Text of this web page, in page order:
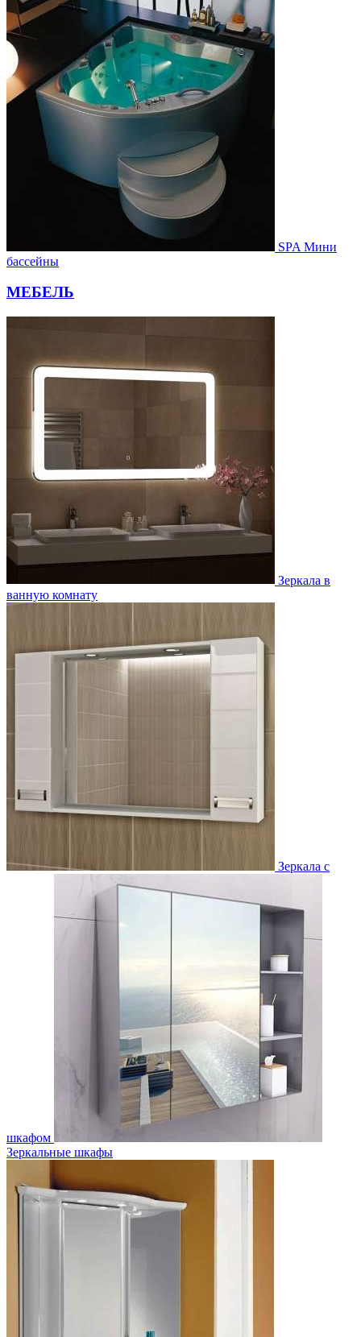
SPA Мини
бассейны
МЕБЕЛЬ
Зеркала в
ванную комнату
Зеркала с
шкафом
Зеркальные шкафы